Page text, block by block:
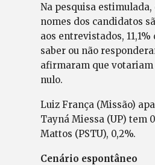
Na pesquisa estimulada,
nomes dos candidatos
aos entrevistados,
saber ou não
afirmaram que votariam
nulo.
Luiz França (Missão)
Tayná Miessa (UP) tem
Mattos (PSTU), 0,2%.
Cenário espontâneo